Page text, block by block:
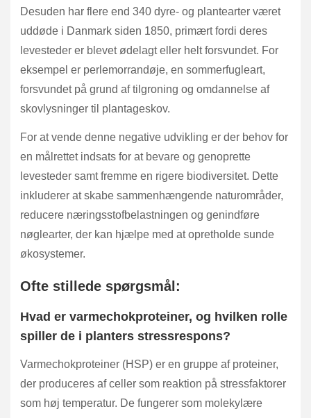
Desuden har flere end 340 dyre- og plantearter været
uddøde i Danmark siden 1850, primært fordi deres
levesteder er blevet ødelagt eller helt forsvundet. For
eksempel er perlemorrandøje, en sommerfugleart,
forsvundet på grund af tilgroning og omdannelse af
skovlysninger til plantageskov.
For at vende denne negative udvikling er der behov for
en målrettet indsats for at bevare og genoprette
levesteder samt fremme en rigere biodiversitet. Dette
inkluderer at skabe sammenhængende naturområder,
reducere næringsstofbelastningen og genindføre
nøglearter, der kan hjælpe med at opretholde sunde
økosystemer.
Ofte stillede spørgsmål:
Hvad er varmechokproteiner, og hvilken rolle
spiller de i planters stressrespons?
Varmechokproteiner (HSP) er en gruppe af proteiner,
der produceres af celler som reaktion på stressfaktorer
som høj temperatur. De fungerer som molekylære